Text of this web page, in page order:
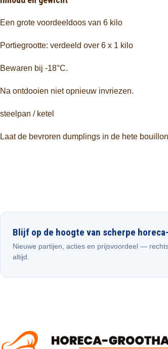
Een grote voordeeldoos van 6 kilo
Portiegrootte: verdeeld over 6 x 1 kilo
Bewaren bij -18°C.
Na ontdooien niet opnieuw invriezen.
steelpan / ketel
Laat de bevroren dumplings in de hete
Blijf op de hoogte van scherpe
Nieuwe partijen, acties en prijsvoordeel —
altijd.